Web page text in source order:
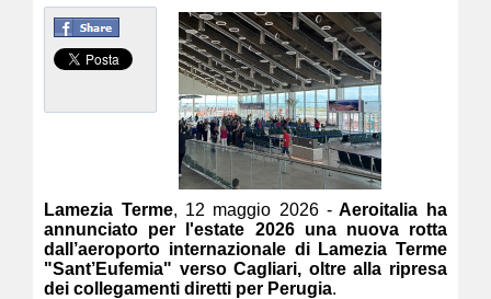
Lamezia Terme, 12 maggio 2026 - Aeroitalia ha
annunciato per l'estate 2026 una nuova rotta
dall’aeroporto internazionale di Lamezia Terme
"Sant’Eufemia" verso Cagliari, oltre alla ripresa
dei collegamenti diretti per Perugia.